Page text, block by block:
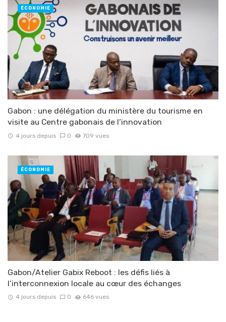
Gabon : une délégation du ministère du tourisme en
visite au Centre gabonais de l’innovation
4 jours depuis 0 709 vues
ÉCONOMIE
Gabon/Atelier Gabix Reboot : les défis liés à
l’interconnexion locale au cœur des échanges
4 jours depuis 0 646 vues
ÉCONOMIE